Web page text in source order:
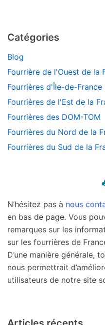
Catégories
Blog
Fourrière de l'Ouest de la
Fourrières d'Île-de-France
Fourrières de l'Est de la
Fourrières des DOM-TOM
Fourrières du Nord de la
Fourrières du Sud de la
N’hésitez pas à nous
en bas de page. Vous
remarques sur les
sur les fourrières de
D’une manière générale,
nous permettrait
utilisateurs de notre site